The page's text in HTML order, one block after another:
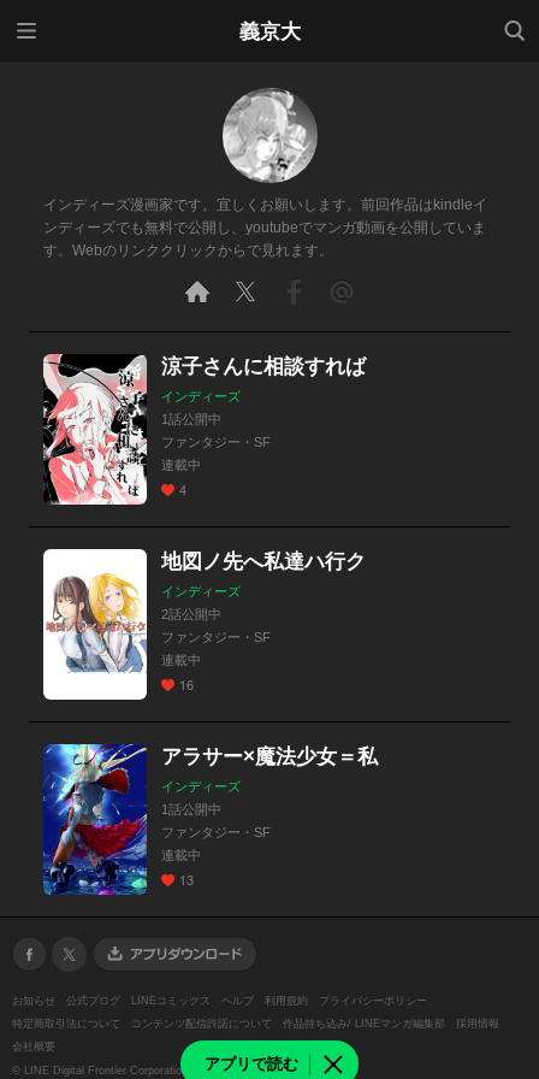
義京大
検索
アプリで読む
インディーズ漫画家です。宜しくお願いします。前回作品はkindleイ
ンディーズでも無料で公開し、youtubeでマンガ動画を公開していま
す。Webのリンククリックからで見れます。
涼子さんに相談すれば
インディーズ
1話公開中
ファンタジー・SF
連載中
4
地図ノ先へ私達ハ行ク
インディーズ
2話公開中
ファンタジー・SF
連載中
16
アラサー×魔法少女＝私
インディーズ
1話公開中
ファンタジー・SF
連載中
13
お知らせ 公式ブログ LINEコミックス ヘルプ 利用規約
プライバシーポリシー
特定商取引法について
コンテンツ配信許諾について 作品持ち込み/ LINEマンガ編集部
採用情報
会社概要
© LINE Digital Frontier Corporation